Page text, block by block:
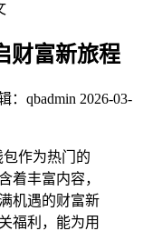
财富新旅程
：qbadmin 2026-03-
作为热门的
着丰富内容，
机遇的财富新
福利，能为用